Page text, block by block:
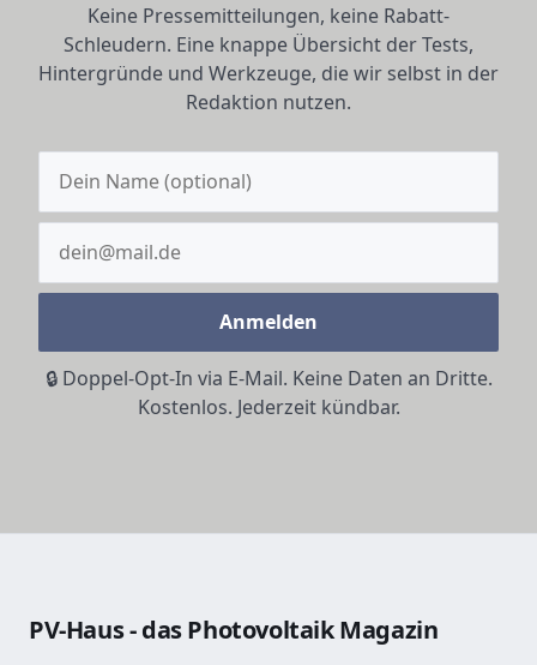
Keine Pressemitteilungen, keine Rabatt-
Schleudern. Eine knappe Übersicht der Tests,
Hintergründe und Werkzeuge, die wir selbst in der
Redaktion nutzen.
Anmelden
🔒 Doppel-Opt-In via E-Mail. Keine Daten an Dritte.
Kostenlos. Jederzeit kündbar.
PV-Haus - das Photovoltaik Magazin